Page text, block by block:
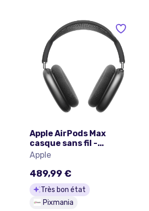
Apple AirPods Max
casque sans fil -
Lightning - Gris sidéral -
Très bon état
Apple
489,99 €
Très bon état
Pixmania